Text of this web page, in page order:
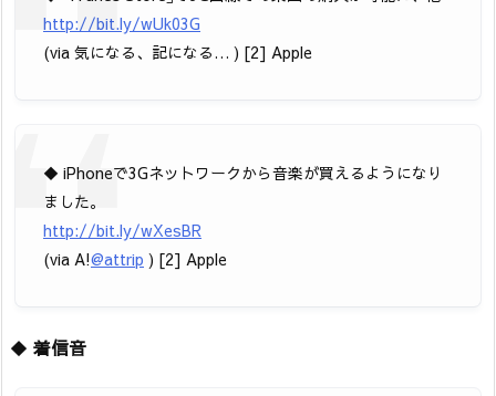
http://bit.ly/wUk03G
(via 気になる、記になる… ) [2] Apple
◆ iPhoneで3Gネットワークから音楽が買えるようになり
ました。
http://bit.ly/wXesBR
(via A!@attrip ) [2] Apple
◆ 着信音